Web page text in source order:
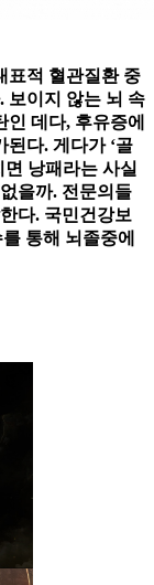
표적 혈관질환 중
보이지 않는 뇌 속
데다, 후유증에
다. 게다가 ‘골
낭패라는 사실
을까. 전문의들
다. 국민건강보
통해 뇌졸중에